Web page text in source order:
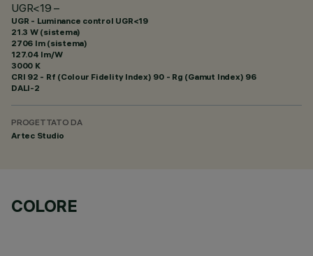
UGR<19 –
UGR - Luminance control UGR<19
21.3 W (sistema)
2706 lm (sistema)
127.04 lm/W
3000 K
CRI 92 - Rf (Colour Fidelity Index) 90 - Rg (Gamut Index) 96
DALI-2
PROGETTATO DA
Artec Studio
COLORE